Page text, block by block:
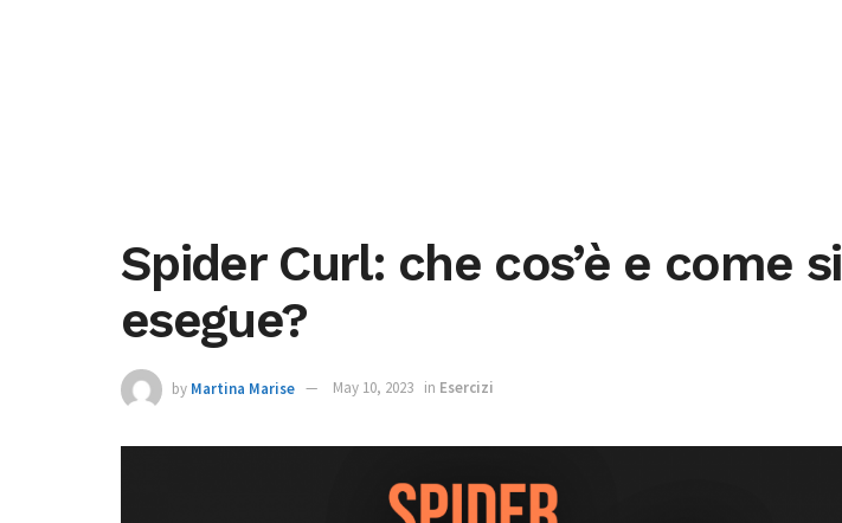
Spider Curl: che cos’è e come si
esegue?
by Martina Marise May 10, 2023 in Esercizi